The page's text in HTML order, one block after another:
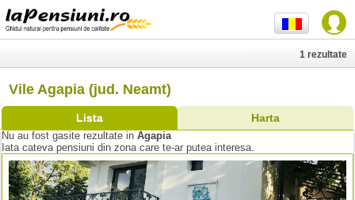
Vile Agapia (jud. Neamt)
Lista Harta
1 rezultate
Nu au fost gasite rezultate in Agapia
Iata cateva pensiuni din zona care te-ar putea interesa.